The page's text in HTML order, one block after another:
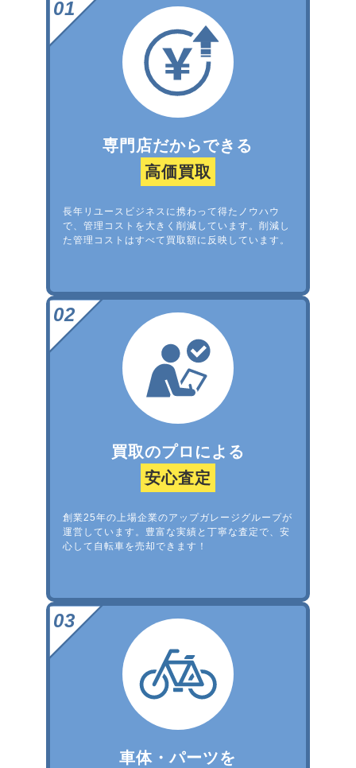
専門店だからできる
高価買取
長年リユースビジネスに携わって得たノウハウ
で、管理コストを大きく削減しています。削減し
た管理コストはすべて買取額に反映しています。
買取のプロによる
安心査定
創業25年の上場企業のアップガレージグループが
運営しています。豊富な実績と丁寧な査定で、安
心して自転車を売却できます！
車体・パーツを